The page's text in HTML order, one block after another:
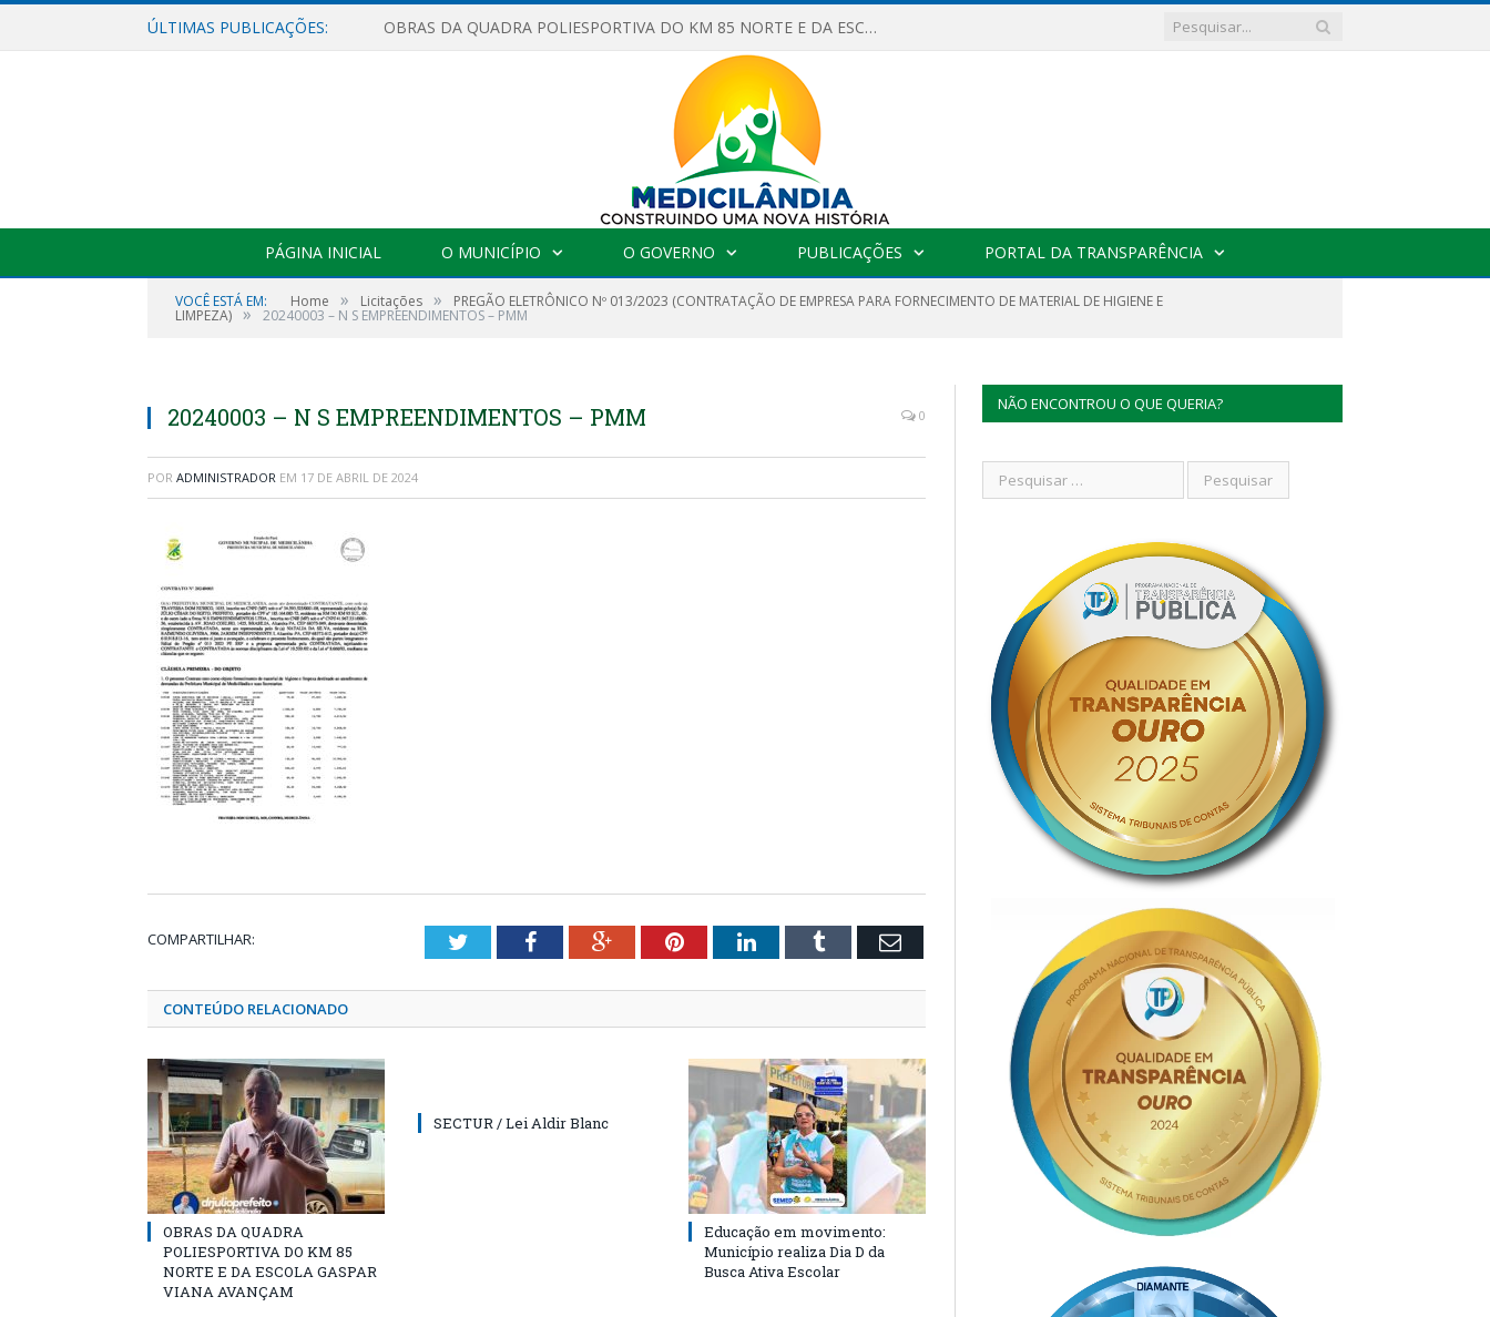
ÚLTIMAS PUBLICAÇÕES: OBRAS DA QUADRA POLIESPORTIVA DO KM 85 NORTE E DA ESCOLA GASPAR VIANA AVANÇAM
PÁGINA INICIAL O MUNICÍPIO O GOVERNO PUBLICAÇÕES PORTAL DA TRANSPARÊNCIA
VOCÊ ESTÁ EM: Home » Licitações » PREGÃO ELETRÔNICO Nº 013/2023 (CONTRATAÇÃO DE EMPRESA PARA FORNECIMENTO DE MATERIAL DE HIGIENE E
LIMPEZA) » 20240003 – N S EMPREENDIMENTOS – PMM
20240003 – N S EMPREENDIMENTOS – PMM 0
POR ADMINISTRADOR EM 17 DE ABRIL DE 2024
COMPARTILHAR: TwitterFacebookGoogle+PinterestLinkedInTumblr Email
CONTEÚDO RELACIONADO
OBRAS DA QUADRA
POLIESPORTIVA DO KM 85
NORTE E DA ESCOLA GASPAR
VIANA AVANÇAM
SECTUR / Lei Aldir Blanc
Educação em movimento:
Município realiza Dia D da
Busca Ativa Escolar
NÃO ENCONTROU O QUE QUERIA?